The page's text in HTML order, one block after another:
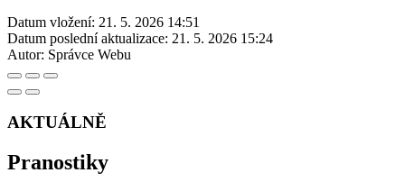
Datum vložení: 21. 5. 2026 14:51
Datum poslední aktualizace: 21. 5. 2026 15:24
Autor: Správce Webu
AKTUÁLNĚ
Pranostiky